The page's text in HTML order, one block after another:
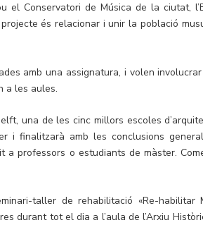
Conservatori de Música de la ciutat,
projecte és relacionar i unir la població
amb una assignatura, i volen
a les aules.
una de les cinc millors escoles
i finalitzarà amb les conclusions
a professors o estudiants de màster.
taller de rehabilitació «Re-habilitar
durant tot el dia a l’aula de l’Arxiu